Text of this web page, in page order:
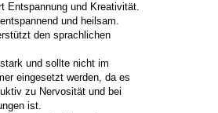
Entspannung und Kreativität.
und heilsam.
den sprachlichen
und sollte nicht im
eingesetzt werden, da es
zu Nervosität und bei
ist.